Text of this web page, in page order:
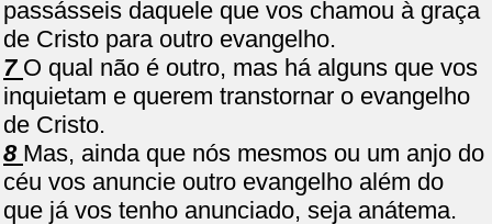
passásseis daquele que vos chamou à graça
de Cristo para outro evangelho.
7 O qual não é outro, mas há alguns que vos
inquietam e querem transtornar o evangelho
de Cristo.
8 Mas, ainda que nós mesmos ou um anjo do
céu vos anuncie outro evangelho além do
que já vos tenho anunciado, seja anátema.